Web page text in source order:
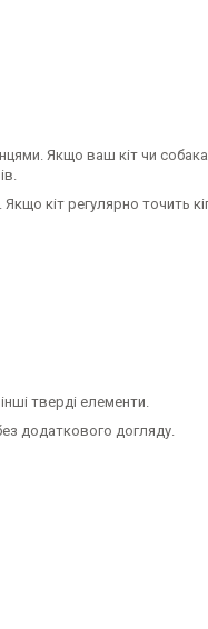
Якщо ваш кіт чи
. Якщо кіт регулярно точить
тверді елементи.
додаткового догляду.